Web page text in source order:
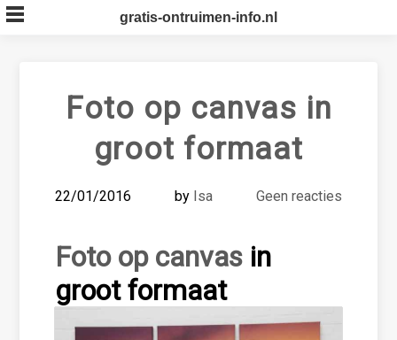
Skip
to
gratis-ontruimen-info.nl
Foto op canvas in
groot formaat
22/01/2016 by Isa Geen reacties
Foto op canvas in
groot formaat